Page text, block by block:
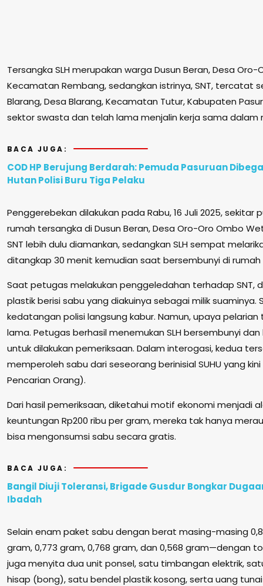
Tersangka SLH merupakan warga Dusun Beran, Desa
Kecamatan Rembang, sedangkan istrinya, SNT, tercatat
Blarang, Desa Blarang, Kecamatan Tutur, Kabupaten
sektor swasta dan telah lama menjalin kerja sama dalam
BACA JUGA:
COD HP Berujung Berdarah: Pemuda Pasuruan
Hutan Polisi Buru Tiga Pelaku
Penggerebekan dilakukan pada Rabu, 16 Juli 2025, sekitar
rumah tersangka di Dusun Beran, Desa Oro-Oro Ombo
SNT lebih dulu diamankan, sedangkan SLH sempat
ditangkap 30 menit kemudian saat bersembunyi di rumah
Saat petugas melakukan penggeledahan terhadap SNT,
plastik berisi sabu yang diakuinya sebagai milik suaminya.
kedatangan polisi langsung kabur. Namun, upaya
lama. Petugas berhasil menemukan SLH bersembunyi
untuk dilakukan pemeriksaan. Dalam interogasi, kedua
memperoleh sabu dari seseorang berinisial SUHU yang
Pencarian Orang).
Dari hasil pemeriksaan, diketahui motif ekonomi menjadi
keuntungan Rp200 ribu per gram, mereka tak hanya
bisa mengonsumsi sabu secara gratis.
BACA JUGA:
Bangil Diuji Toleransi, Brigade Gusdur Bongkar
Ibadah
Selain enam paket sabu dengan berat masing-masing
gram, 0,773 gram, 0,768 gram, dan 0,568 gram—dengan
juga menyita dua unit ponsel, satu timbangan elektrik,
hisap (bong), satu bendel plastik kosong, serta uang tunai